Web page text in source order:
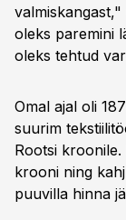
oleks paremini
oleks tehtud
Omal ajal oli
suurim
Rootsi
krooni ning
puuvilla hinna